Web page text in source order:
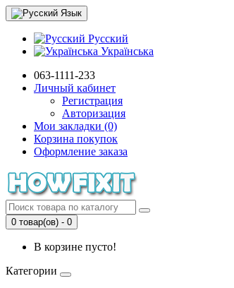
Язык
Русский
Українська
063-1111-233
Личный кабинет
Регистрация
Авторизация
Мои закладки (0)
Корзина покупок
Оформление заказа
0 товар(ов) - 0
В корзине пусто!
Категории